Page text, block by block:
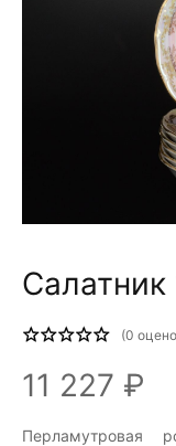
(0
11 227 ₽